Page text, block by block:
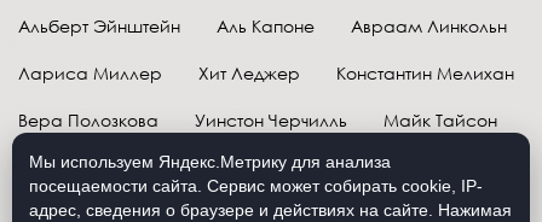
Альберт Эйнштейн Аль Капоне Авраам Линкольн
Лариса Миллер Хит Леджер Константин Мелихан
Вера Полозкова Уинстон Черчилль Майк Тайсон
Марк Твен Расул Гамзатов Грег Плитт
Далай-лама XIV Уоррен Баффетт
Мы используем Яндекс.Метрику для анализа
посещаемости сайта. Сервис может собирать cookie, IP-
адрес, сведения о браузере и действиях на сайте. Нажимая